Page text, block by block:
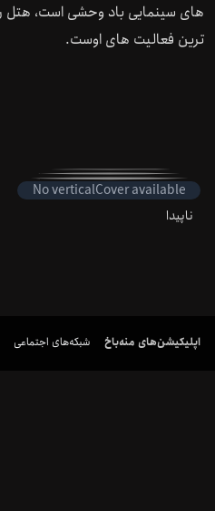
های سینمایی باد وحشی است، هتل
ترین فعالیت های اوست.
NoverticalCoveravailable
ناپیدا
اپلیکیشن‌های منه‌باخ شبکه‌های اجتماعی